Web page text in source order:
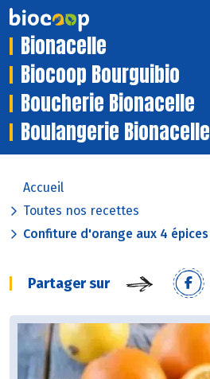
Bionacelle
Biocoop Bourguibio
Boucherie Bionacelle
Boulangerie Bionacelle
Accueil
Toutes nos recettes
Confiture d'orange aux 4 épices
Partager sur